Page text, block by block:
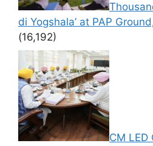
di Yogshala’ at PAP
(16,192)
CM LED